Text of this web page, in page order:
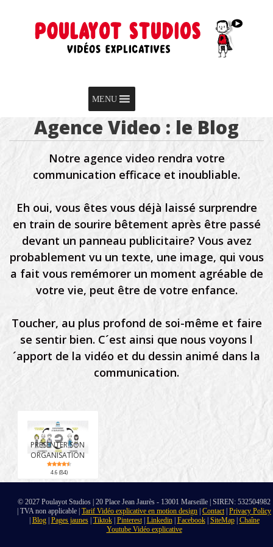
Menu
Skip to content
MENU
Agence Video : le Blog
Notre agence video rendra votre
communication efficace et inoubliable.
Eh oui, vous êtes vous déjà laissé surprendre
en train de sourire bêtement après être passé
devant un panneau publicitaire? Vous avez
probablement vu un texte, une image, qui vous
a fait vous remémorer un moment agréable de
votre vie, peut être de votre enfance.
Toucher, au plus profond de soi-même et faire
se sentir bien. C´est ainsi que nous voyons l
´apport de la vidéo et du dessin animé dans la
communication.
PRÉSENTER SON
ORGANISATION
4.6 (84)
© 2027 Poulayot Studios | 20 Place Jean Jaurès - 13001 Marseille | SIREN: 532504982
| TVA non applicable | Tarif Vidéo explicative en motion design Contact| Privacy Policy
Blog| Pages jaunes| Tiktok| Pinterest| Linkedin| Facebook| SiteMap| Chaîne
Youtube Vidéo explicative